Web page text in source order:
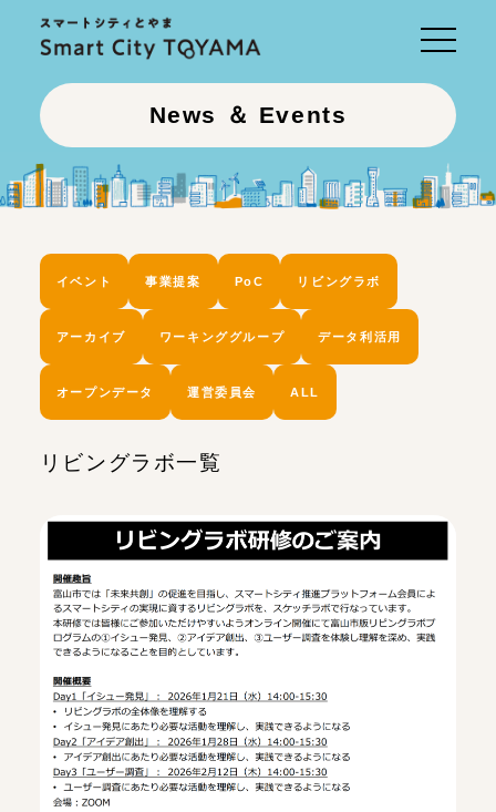
News ＆ Events
イベント 事業提案 PoC リビングラボ
アーカイブ ワーキンググループ データ利活用
オープンデータ 運営委員会 ALL
リビングラボ一覧